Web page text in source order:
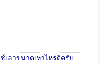
เลาขนาดเท่าไหร่ดีครับ